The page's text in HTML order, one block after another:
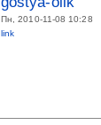
Пн, 2010-11-08 10:28
link